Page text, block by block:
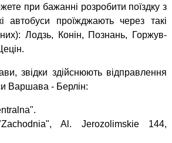
при бажанні розробити поїздку з
автобуси проїжджають через такі
Лодзь, Конін, Познань, Горжув-
звідки здійснюють відправлення
Варшава - Берлін:
Al. Jerozolimskie 144,